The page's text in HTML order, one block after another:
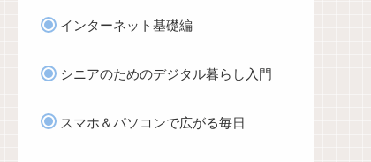
インターネット基礎編
シニアのためのデジタル暮らし入門
スマホ＆パソコンで広がる毎日